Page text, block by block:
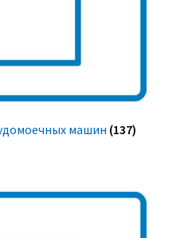
машин (137)